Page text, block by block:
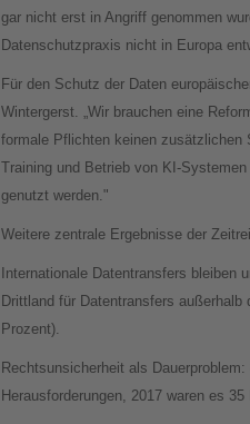
gar nicht erst in Angriff genommen
Datenschutzpraxis nicht in Europa
Für den Schutz der Daten
Wintergerst. „Wir brauchen eine
formale Pflichten keinen zusätzlichen
Training und Betrieb von KI-
genutzt werden."
Weitere zentrale Ergebnisse der
Internationale Datentransfers bleiben
Drittland für Datentransfers
Prozent).
Rechtsunsicherheit als
Herausforderungen, 2017 waren es 35